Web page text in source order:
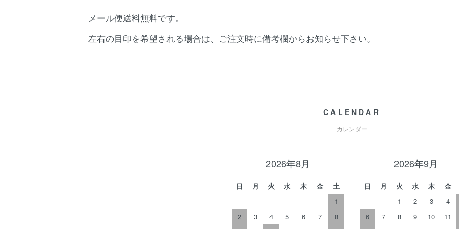
メール便送料無料です。
左右の目印を希望される場合は、ご注文時に備考欄からお知らせ下さい。
CALENDAR
カレンダー
2026年8月
日 月 火 水 木 金
土
1
2
3 4 5 6 7
8
2026年9月
日 月 火 水 木 金
1
2 3 4
6
7 8 9 10 11